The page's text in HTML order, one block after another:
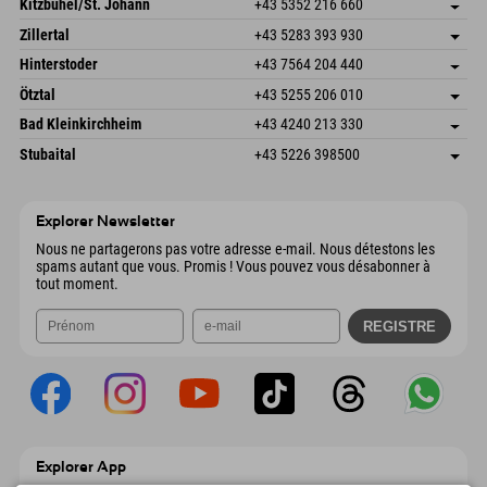
6793 Gaschurn/Montafon
Autriche
Réservation
Kitzbühel/St. Johann +43 5352 216 660
Speckbacherstraße 87
6380 St. Johann in Tirol
Autriche
Enregistrer l'adresse
Informations d'arrivée
Réservation
Zillertal +43 5283 393 930
Schmiedau 2
Autriche
Enregistrer l'adresse
Réservation
Hinterstoder +43 7564 204 440
Freizeitpark 10
4573 Hinterstoder
Autriche
Enregistrer l'adresse
Informations d'arrivée
Réservation
Ötztal +43 5255 206 010
Gscheat 14
Autriche
Enregistrer l'adresse
Réservation
Bad Kleinkirchheim +43 4240 213 330
Dorfstraße 24
9546 Bad Kleinkirchheim
Enregistrer l'adresse
Informations d'arrivée
Stubaital +43 5226 398500
Explorer Newsletter
Nous ne partagerons pas votre adresse e-mail. Nous détestons les
spams autant que vous. Promis ! Vous pouvez vous désabonner à
tout moment.
Explorer App